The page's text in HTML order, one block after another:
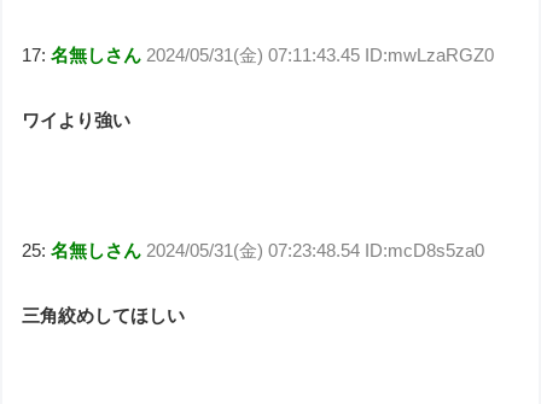
17:名無しさん 2024/05/31(金) 07:11:43.45 ID:mwLzaRGZ0
ワイより強い
25:名無しさん 2024/05/31(金) 07:23:48.54 ID:mcD8s5za0
三角絞めしてほしい